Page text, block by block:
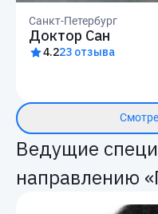
Санкт-Петербург
Доктор Сан
4.223 отзыва
Ведущие
направлению